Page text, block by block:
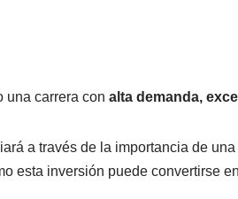
una carrera con alta demanda,
a través de la importancia de
esta inversión puede convertirse